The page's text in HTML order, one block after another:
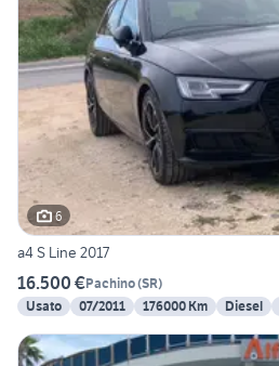
6
a4 S Line 2017
16.500 €Pachino(SR)
Usato
07/2011 176000 Km Diesel